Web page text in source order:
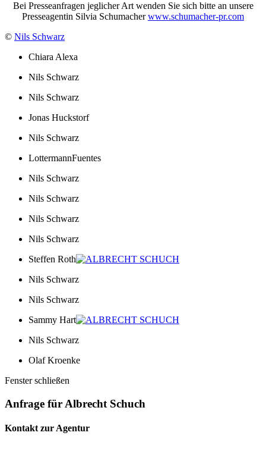
Bei Presseanfragen jeglicher Art wenden Sie sich bitte an unsere
Presseagentin Silvia Schumacherwww.schumacher-pr.com
© Nils Schwarz
Chiara Alexa
Nils Schwarz
Nils Schwarz
Jonas Huckstorf
Nils Schwarz
LottermannFuentes
Nils Schwarz
Nils Schwarz
Nils Schwarz
Nils Schwarz
Steffen Roth
Nils Schwarz
Nils Schwarz
Sammy Hart
Nils Schwarz
Olaf Kroenke
Fenster schließen
Anfrage für Albrecht Schuch
Kontakt zur Agentur